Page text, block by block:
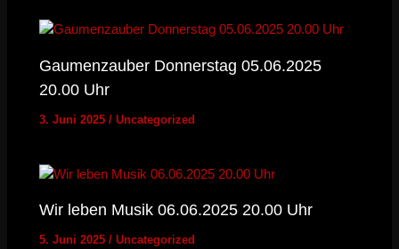
Gaumenzauber Donnerstag 05.06.2025
20.00 Uhr
3. Juni 2025/Uncategorized
Wir leben Musik 06.06.2025 20.00 Uhr
5. Juni 2025/Uncategorized